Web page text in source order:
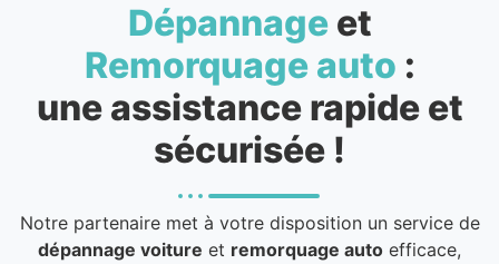
Dépannageet
Remorquage auto :
une assistance rapide et
sécurisée !
Notre partenaire met à votre disposition un service de
dépannage voiture et remorquage auto efficace,